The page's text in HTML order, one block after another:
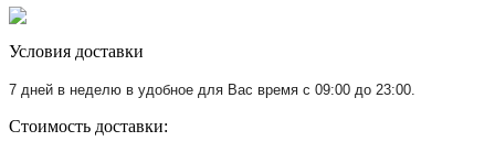
Условия доставки
7 дней в неделю в удобное для Вас время с 09:00 до 23:00.
Стоимость доставки: